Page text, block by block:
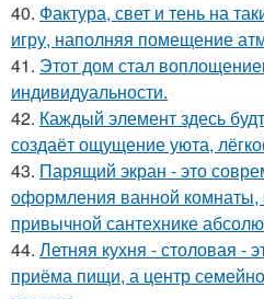
40. Фактура, свет и тень на
игру, наполняя помещение
41. Этот дом стал
индивидуальности.
42. Каждый элемент здесь
создаёт ощущение уюта,
43. Парящий экран - это
оформления ванной комнаты,
привычной сантехнике
44. Летняя кухня - столовая -
приёма пищи, а центр